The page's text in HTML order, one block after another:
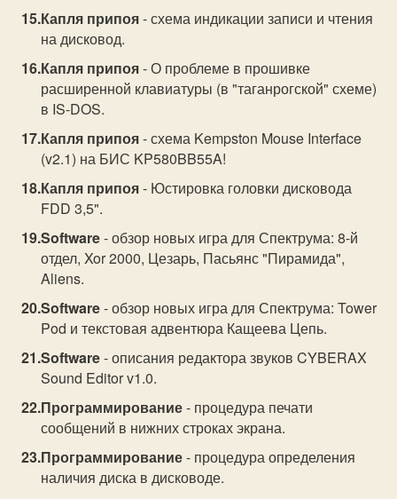
Капля припоя- схема индикации записи и чтения
на дисковод.
Капля припоя- О проблеме в прошивке
расширенной клавиатуры (в "таганрогской" схеме)
в IS-DOS.
Капля припоя- схема Kempston Mouse Interface
(v2.1) на БИС KP580BB55A!
Капля припоя- Юстировка головки дисковода
FDD 3,5".
Software- обзор новых игра для Спектрума: 8-й
отдел, Xor 2000, Цезарь, Пасьянс "Пирамида",
Aliens.
Software- обзор новых игра для Спектрума: Tower
Pod и текстовая адвентюра Кащеева Цепь.
Software- описания редактора звуков CYBERAX
Sound Editor v1.0.
Программирование- процедура печати
сообщений в нижних строках экрана.
Программирование- процедура определения
наличия диска в дисководе.